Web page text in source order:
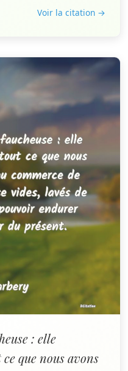
Voir la citation →
: elle
que nous avons